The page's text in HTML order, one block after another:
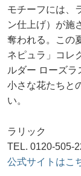
モチーフには、
ン仕上げ）が施
奪われる。この
ネピュラ」コレ
ルダー ローズ
小さな花たちと
い。
ラリック
TEL. 0120-505-
公式サイトはこ